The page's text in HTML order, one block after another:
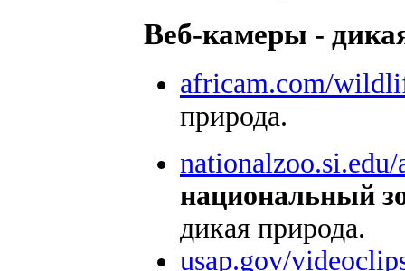
Веб-камеры -
africam.com/
природа.
национальный
дикая природа.
usap.gov/